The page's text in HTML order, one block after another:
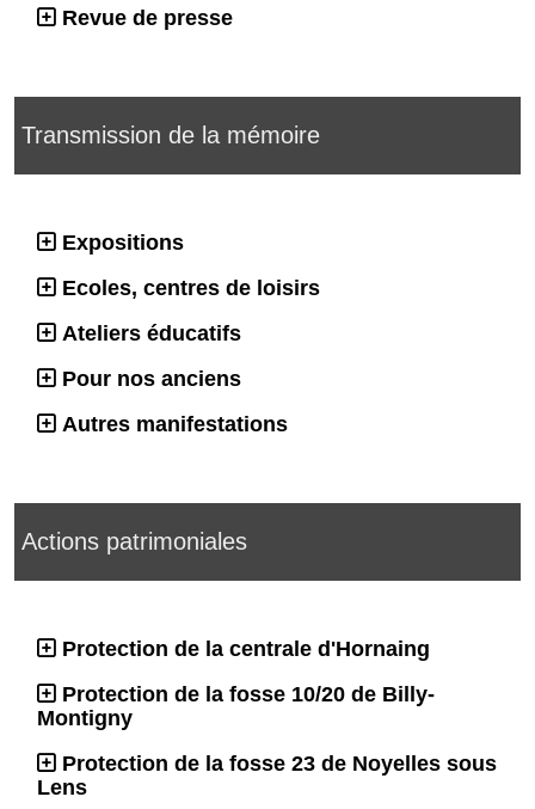
Revue de presse
Transmission de la mémoire
Expositions
Ecoles, centres de loisirs
Ateliers éducatifs
Pour nos anciens
Autres manifestations
Actions patrimoniales
Protection de la centrale d'Hornaing
Protection de la fosse 10/20 de Billy-
Montigny
Protection de la fosse 23 de Noyelles sous
Lens